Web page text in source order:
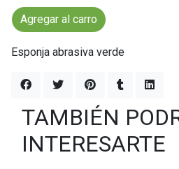
Agregar al carro
Esponja abrasiva verde
TAMBIÉN
INTERESARTE